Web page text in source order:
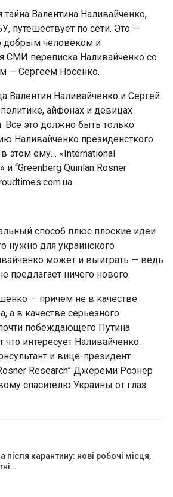
тайна Валентина Наливайченко,
путешествует по сети. Это —
добрым человеком и
СМИ переписка Наливайченко со
— Сергеем Носенко.
Валентин Наливайченко и Сергей
айфонах и девицах
Все это должно быть только
Наливайченко президенсткого
этом ему… «International
и “Greenberg Quinlan Rosner
способ плюс плоские идеи
нужно для украинского
может и выиграть — ведь
предлагает ничего нового.
— причем не в качестве
а в качестве серьезного
побеждающего Путина
интересует Наливайченко.
и вице-президент
Research” Джереми Рознер
спасителю Украины от глаз
після карантину: нові робочі місця,